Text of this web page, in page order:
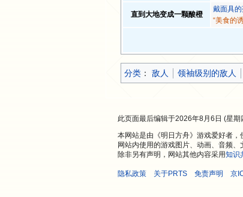
直到大地变成一颗酸橙
戴面具
“美食的
分类 ：​ 敌人 领袖级别的敌人
此页面最后编辑于2026年8月6日 (星期
本网站是由《明日方舟》游戏爱好者
网站内使用的游戏图片、动画、音频
除非另有声明，网站其他内容采用知识
隐私政策 关于PRTS 免责声明 京